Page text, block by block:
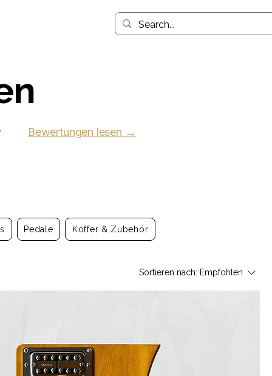
Bewertungen lesen →
Pedale Koffer & Zubehör
Sortieren nach: Empfohlen